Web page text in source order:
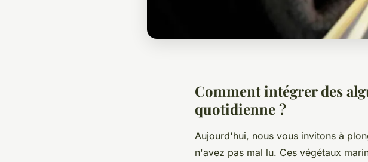
Comment intégrer des
quotidienne ?
Aujourd'hui, nous vous invitons à
n'avez pas mal lu. Ces végétaux